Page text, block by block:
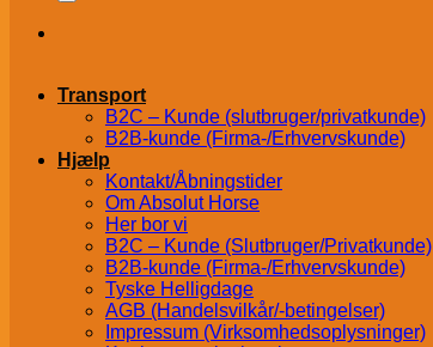
Transport
B2C – Kunde (slutbruger/privatkunde)
B2B-kunde (Firma-/Erhvervskunde)
Hjælp
Kontakt/Åbningstider
Om Absolut Horse
Her bor vi
B2C – Kunde (Slutbruger/Privatkunde)
B2B-kunde (Firma-/Erhvervskunde)
Tyske Helligdage
AGB (Handelsvilkår/-betingelser)
Impressum (Virksomhedsoplysninger)